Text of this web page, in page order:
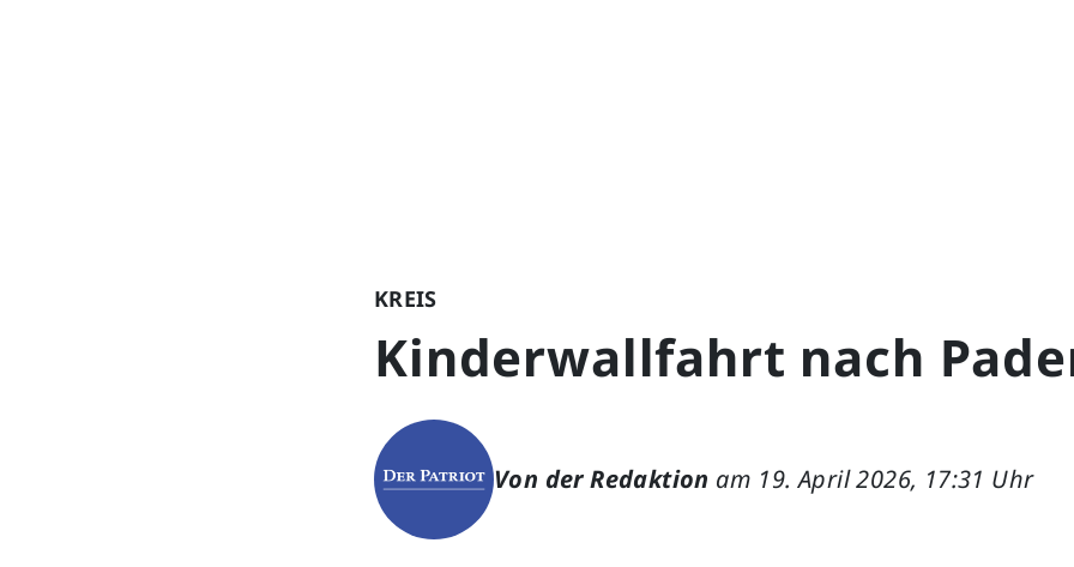
KREIS
Kinderwallfahrt nach
Von der Redaktion am 19. April 2026, 17:31 Uhr